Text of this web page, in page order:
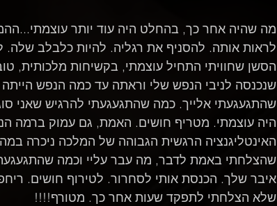
מה שהיה אחר כך, בהחלט היה עוד יותר
לראות אותה. להסניף את רגליה. להיות כלבלב
הסשן שחוויתי התחיל עוצמתי, בקשיחות מלכותית,
שנכנסה לניבי הנפש שלי וראתה עד כמה הנפש
שהתגעגעתי אלייך. כמה שהתגעגעתי להרגיש שאני
היה עוצמתי. מטריף חושים. האמת, גם עמוק ברמה
האינטליגנציה הרגשית הגבוהה של המלכה ניכרה
שהצלחתי באמת לדבר, מה עבר עליי וכמה
איבר שלך. הכנסת אותי לסחרור. לטירוף חושים.
שלא הצלחתי לתפקד שעות אחר כך. מטורף!!!!